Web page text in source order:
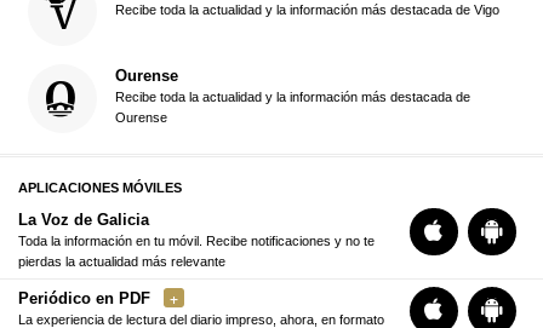
Recibe toda la actualidad y la información más destacada de Vigo
Ourense
Recibe toda la actualidad y la información más destacada de
Ourense
APLICACIONES MÓVILES
La Voz de Galicia
Toda la información en tu móvil. Recibe notificaciones y no te
pierdas la actualidad más relevante
Periódico en PDF
La experiencia de lectura del diario impreso, ahora, en formato